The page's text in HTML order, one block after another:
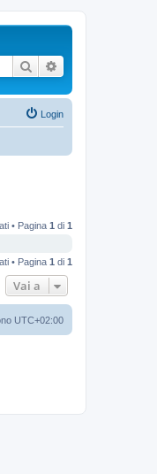
Cerca
Login
• Pagina 1 di 1
• Pagina 1 di 1
Vai a
UTC+02:00